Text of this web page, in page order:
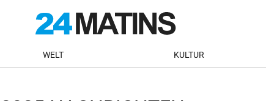
WELT KULTUR